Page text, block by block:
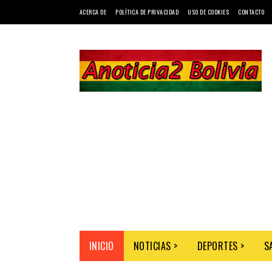
ACERCA DE POLÍTICA DE PRIVACIDAD USO DE COOKIES CONTACTO
INICIO NOTICIAS > DEPORTES >